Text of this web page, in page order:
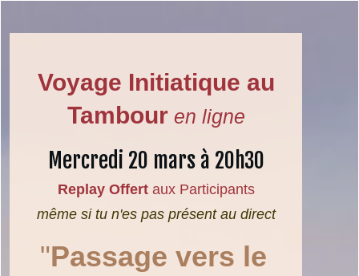
Voyage Initiatique au
Tambour en ligne
Mercredi 20 mars à 20h30
Replay Offert aux Participants
même si tu n'es pas présent au direct
"Passage vers le